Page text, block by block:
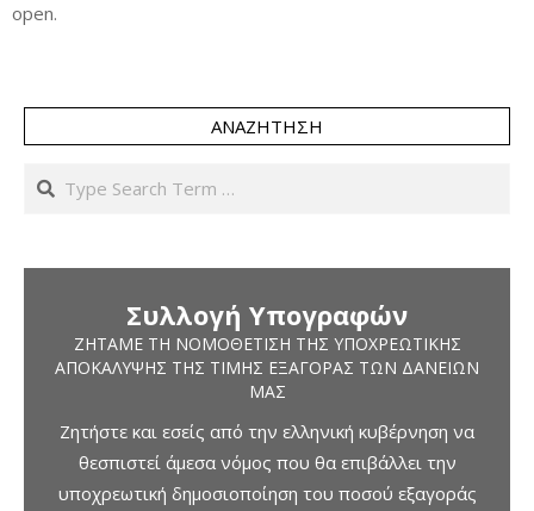
open.
ΑΝΑΖΉΤΗΣΗ
Search
Συλλογή Υπογραφών
ΖΗΤΆΜΕ ΤΗ ΝΟΜΟΘΈΤΙΣΗ ΤΗΣ ΥΠΟΧΡΕΩΤΙΚΉΣ
ΑΠΟΚΆΛΥΨΗΣ ΤΗΣ ΤΙΜΉΣ ΕΞΑΓΟΡΆΣ ΤΩΝ ΔΑΝΕΊΩΝ
ΜΑΣ
Ζητήστε και εσείς από την ελληνική κυβέρνηση να
θεσπιστεί άμεσα νόμος που θα επιβάλλει την
υποχρεωτική δημοσιοποίηση του ποσού εξαγοράς